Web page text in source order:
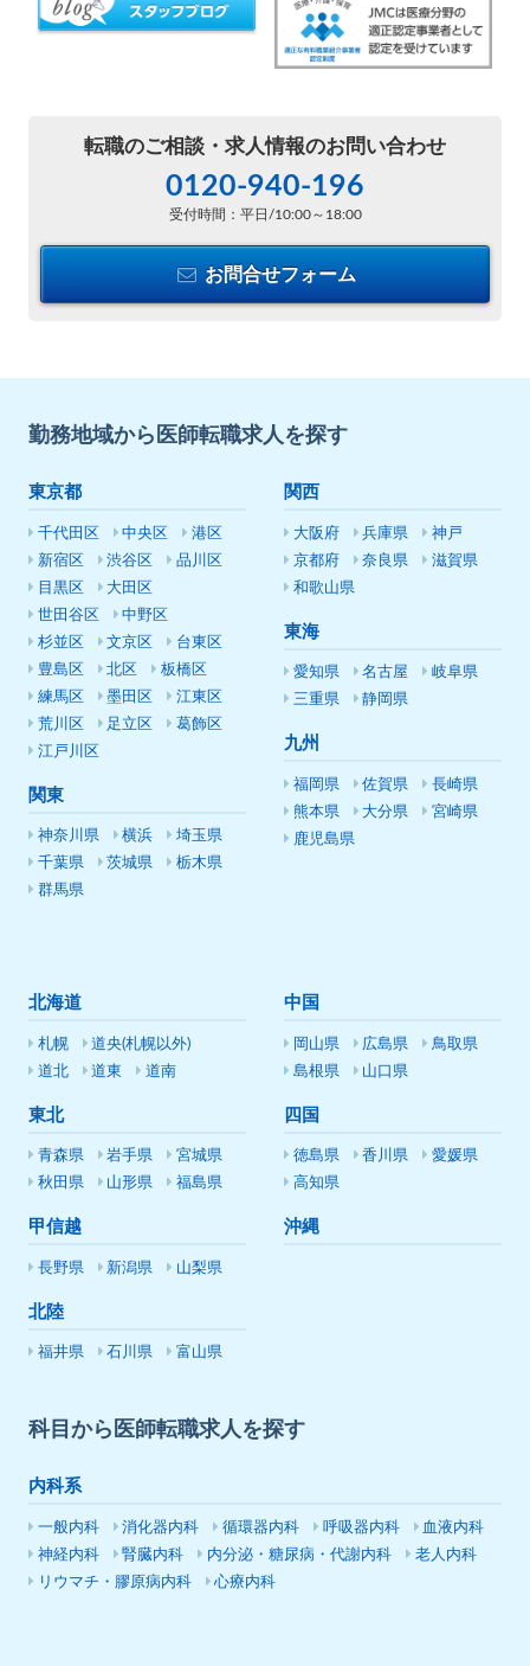
転職のご相談・ 求人情報のお問い合わせ
0120-940-196
受付時間：平日/10:00～18:00
お問合せフォーム
勤務地域から医師転職求人を探す
東京都
千代田区 中央区
港区
新宿区
渋谷区
品川区
目黒区
大田区
世田谷区
中野区
杉並区
文京区
台東区
豊島区
北区
板橋区
練馬区
墨田区
江東区
荒川区
足立区
葛飾区
江戸川区
関東
神奈川県 横浜
埼玉県
千葉県
茨城県
栃木県
群馬県
関西
大阪府 兵庫県
神戸
京都府
奈良県
滋賀県
和歌山県
東海
愛知県 名古屋
岐阜県
三重県
静岡県
九州
福岡県 佐賀県
長崎県
熊本県
大分県
宮崎県
鹿児島県
北海道
札幌
道央(札幌以外)
道北
道東 道南
東北
青森県 岩手県
宮城県
秋田県
山形県 福島県
甲信越
長野県 新潟県 山梨県
北陸
福井県 石川県 富山県
中国
岡山県 広島県
鳥取県
島根県
山口県
四国
徳島県 香川県
愛媛県
高知県
沖縄
科目から医師転職求人を探す
内科系
一般内科 消化器内科 循環器内科 呼吸器内科
血液内科
神経内科
腎臓内科 内分泌・糖尿病・代謝内科
老人内科
リウマチ・膠原病内科
心療内科